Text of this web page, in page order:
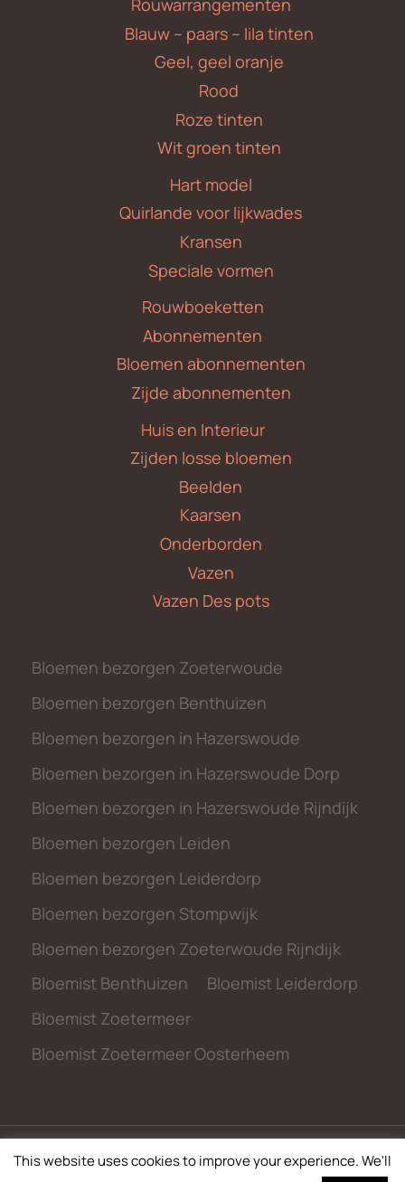
Rouwarrangementen
Blauw – paars – lila tinten
Geel, geel oranje
Rood
Roze tinten
Wit groen tinten
Hart model
Quirlande voor lijkwades
Kransen
Speciale vormen
Rouwboeketten
Abonnementen
Bloemen abonnementen
Zijde abonnementen
Huis en Interieur
Zijden losse bloemen
Beelden
Kaarsen
Onderborden
Vazen
Vazen Des pots
Bloemen bezorgen Zoeterwoude
Bloemen bezorgen Benthuizen
Bloemen bezorgen in Hazerswoude
Bloemen bezorgen in Hazerswoude Dorp
Bloemen bezorgen in Hazerswoude Rijndijk
Bloemen bezorgen Leiden
Bloemen bezorgen Leiderdorp
Bloemen bezorgen Stompwijk
Bloemen bezorgen Zoeterwoude Rijndijk
Bloemist Benthuizen
Bloemist Leiderdorp
Bloemist Zoetermeer
Bloemist Zoetermeer Oosterheem
© 2026 metbloemen.nl
This website uses cookies to improve your experience. We'll